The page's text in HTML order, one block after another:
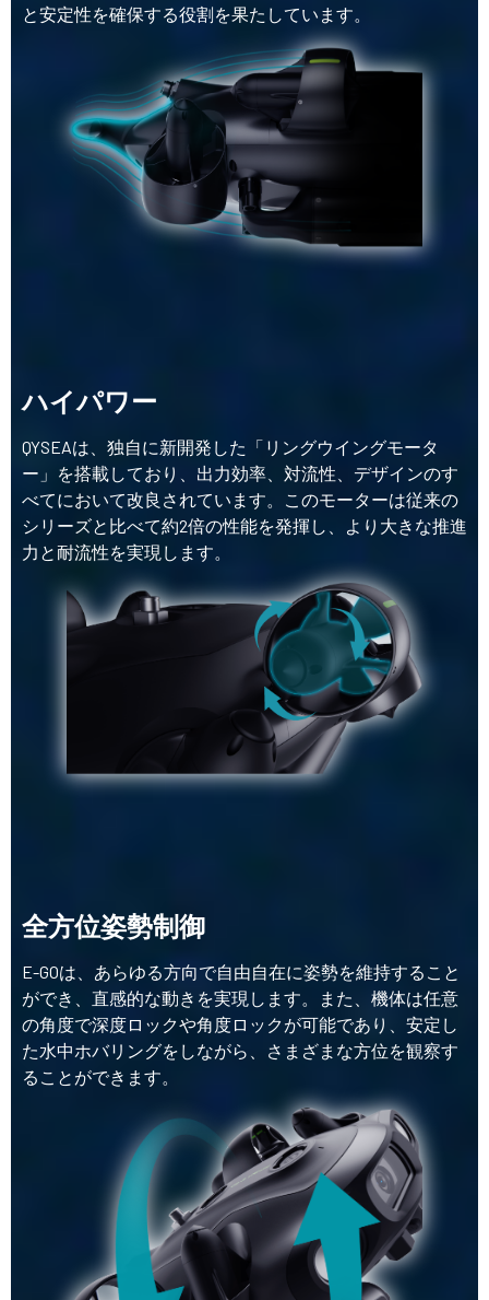
と安定性を確保する役割を果たしています。
ハイパワー
QYSEAは、独自に新開発した「リングウイングモータ
ー」を搭載しており、出力効率、対流性、デザインのす
べてにおいて改良されています。このモーターは従来の
シリーズと比べて約2倍の性能を発揮し、より大きな推進
力と耐流性を実現します。
全方位姿勢制御
E-GOは、あらゆる方向で自由自在に姿勢を維持すること
ができ、直感的な動きを実現します。また、機体は任意
の角度で深度ロックや角度ロックが可能であり、安定し
た水中ホバリングをしながら、さまざまな方位を観察す
ることができます。